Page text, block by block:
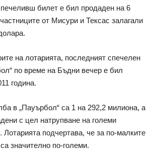
билет е бил продаден на 6
от Мисури и Тексас залагали
на лотарията, последният спечелен
по време на Бъдни вечер е бил
година.
в „Пауърбол“ са 1 на 292,2 милиона, а
с цел натрупване на големи
Лотарията подчертава, че за по-малките
значително по-големи.